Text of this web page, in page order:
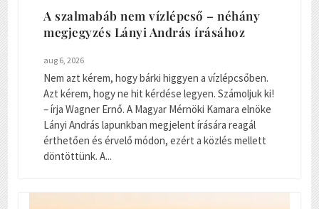
A szalmabáb nem vízlépcső – néhány
megjegyzés Lányi András írásához
aug 6, 2026
Nem azt kérem, hogy bárki higgyen a vízlépcsőben.
Azt kérem, hogy ne hit kérdése legyen. Számoljuk ki!
– írja Wagner Ernő. A Magyar Mérnöki Kamara elnöke
Lányi András lapunkban megjelent írására reagál
érthetően és érvelő módon, ezért a közlés mellett
döntöttünk. A...